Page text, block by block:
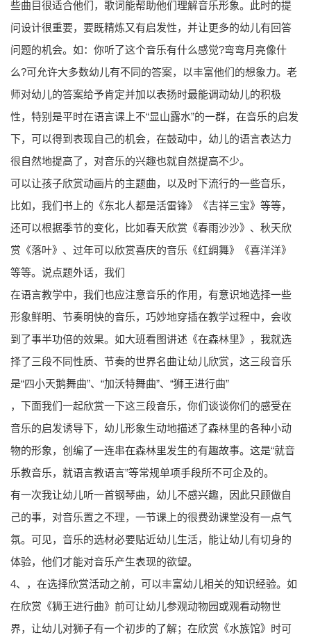
些曲目很适合他们，歌词能帮助他们理解音乐形象。此时的提
问设计很重要，要既精炼又有启发性，并让更多的幼儿有回答
问题的机会。如：你听了这个音乐有什么感觉?弯弯月亮像什
么?可允许大多数幼儿有不同的答案，以丰富他们的想象力。老
师对幼儿的答案给予肯定并加以表扬时最能调动幼儿的积极
性，特别是平时在语言课上不“显山露水”的一群，在音乐的启发
下，可以得到表现自己的机会，在鼓动中，幼儿的语言表达力
很自然地提高了，对音乐的兴趣也就自然提高不少。
可以让孩子欣赏动画片的主题曲，以及时下流行的一些音乐，
比如，我们书上的《东北人都是活雷锋》《吉祥三宝》等等，
还可以根据季节的变化，比如春天欣赏《春雨沙沙》、秋天欣
赏《落叶》、过年可以欣赏喜庆的音乐《红绸舞》《喜洋洋》
等等。说点题外话，我们
在语言教学中，我们也应注意音乐的作用，有意识地选择一些
形象鲜明、节奏明快的音乐，巧妙地穿插在教学过程中，会收
到了事半功倍的效果。如大班看图讲述《在森林里》，我就选
择了三段不同性质、节奏的世界名曲让幼儿欣赏，这三段音乐
是“四小天鹅舞曲”、“加沃特舞曲”、“狮王进行曲”
，下面我们一起欣赏一下这三段音乐，你们谈谈你们的感受在
音乐的启发诱导下，幼儿形象生动地描述了森林里的各种小动
物的形象，创编了一连串在森林里发生的有趣故事。这是“就音
乐教音乐，就语言教语言”等常规单项手段所不可企及的。
有一次我让幼儿听一首钢琴曲，幼儿不感兴趣，因此只顾做自
己的事，对音乐置之不理，一节课上的很费劲课堂没有一点气
氛。可见，音乐的选材必要贴近幼儿生活，能让幼儿有切身的
体验，他们才能对音乐产生表现的欲望。
4、，在选择欣赏活动之前，可以丰富幼儿相关的知识经验。如
在欣赏《狮王进行曲》前可让幼儿参观动物园或观看动物世
界，让幼儿对狮子有一个初步的了解；在欣赏《水族馆》时可